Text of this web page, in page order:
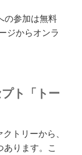
の参加は無料
ジからオンラ
ト「トー
トリーから、
ります。こ